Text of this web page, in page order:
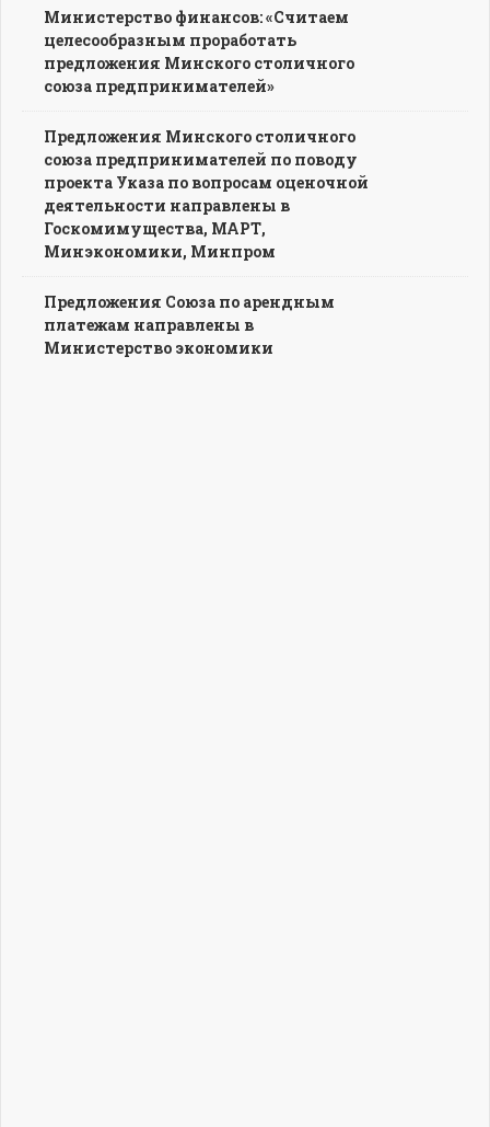
Министерство финансов: «Считаем
целесообразным проработать
предложения Минского столичного
союза предпринимателей»
Предложения Минского столичного
союза предпринимателей по поводу
проекта Указа по вопросам оценочной
деятельности направлены в
Госкомимущества, МАРТ,
Минэкономики, Минпром
Предложения Союза по арендным
платежам направлены в
Министерство экономики